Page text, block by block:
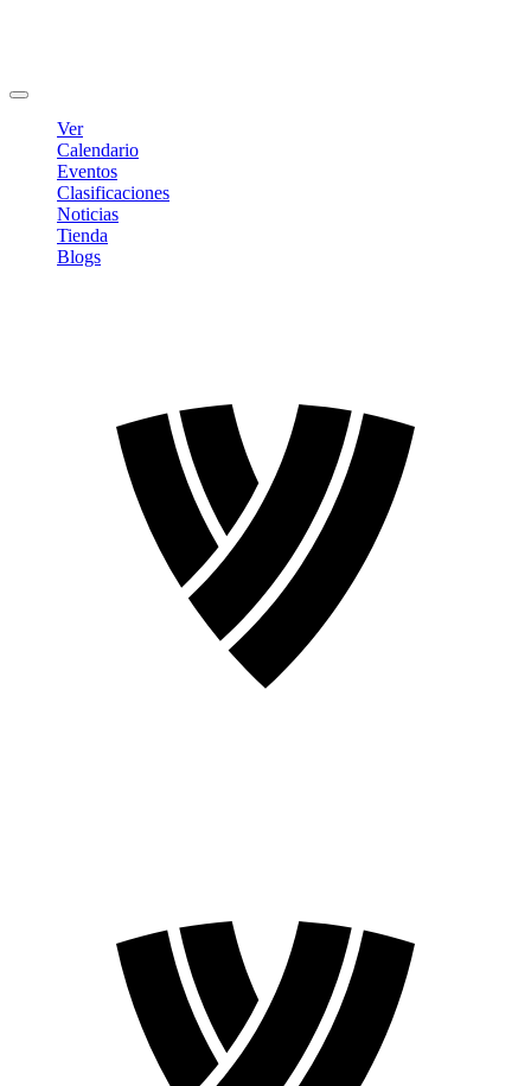
Ver
Calendario
Eventos
Clasificaciones
Noticias
Tienda
Blogs